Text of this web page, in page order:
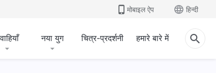
मोबाइल ऐप हिन्दी
नया युग चित्र-प्रदर्शनी हमारे बारे में